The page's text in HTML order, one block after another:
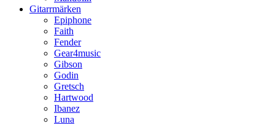
Gitarrmärken
Epiphone
Faith
Fender
Gear4music
Gibson
Godin
Gretsch
Hartwood
Ibanez
Luna